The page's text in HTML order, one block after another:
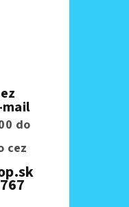
do
cez